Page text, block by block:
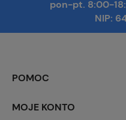
pon-pt. 8:00-
NIP:
POMOC
MOJE KONTO